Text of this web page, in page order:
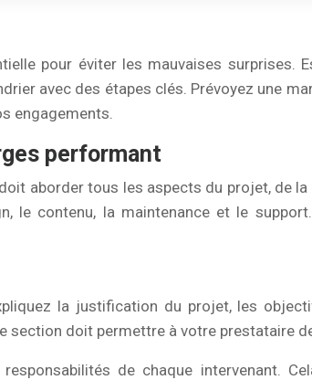
pour éviter les mauvaises surprises.
avec des étapes clés. Prévoyez une
engagements.
performant
aborder tous les aspects du projet, de
le contenu, la maintenance et le
la justification du projet, les
doit permettre à votre prestataire
de chaque intervenant.